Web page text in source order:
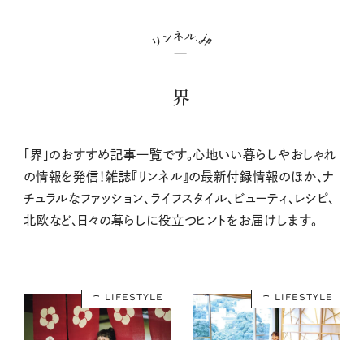
界
「界」のおすすめ記事一覧です。心地いい暮らしやおしゃれ
の情報を発信！雑誌『リンネル』の最新付録情報のほか、ナ
チュラルなファッション、ライフスタイル、ビューティ、レシピ、
北欧など、日々の暮らしに役立つヒントをお届けします。
LIFESTYLE LIFESTYLE